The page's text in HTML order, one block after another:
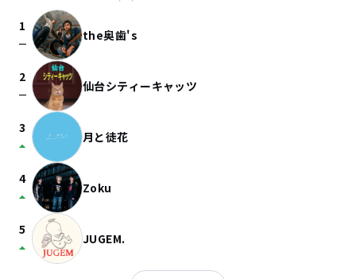
1
check_indeterminate_small the奥歯's
2
check_indeterminate_small 仙台シティーキャッツ
3
arrow_drop_up 月と徒花
4
arrow_drop_up Zoku
5
arrow_drop_up JUGEM.